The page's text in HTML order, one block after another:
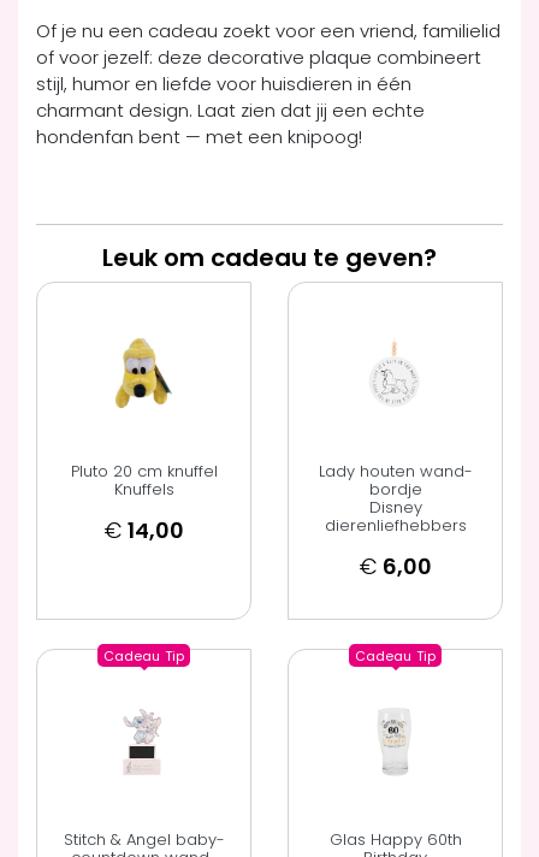
Of je nu een cadeau zoekt voor een vriend, familielid
of voor jezelf: deze decorative plaque combineert
stijl, humor en liefde voor huisdieren in één
charmant design. Laat zien dat jij een echte
hondenfan bent — met een knipoog!
Leuk om cadeau te geven?
Pluto 20 cm knuffel
Knuffels
€ 14,00
Lady houten wand-
bordje
Disney
dierenliefhebbers
€ 6,00
Cadeau Tip
Stitch & Angel baby-
Cadeau Tip
Glas Happy 60th